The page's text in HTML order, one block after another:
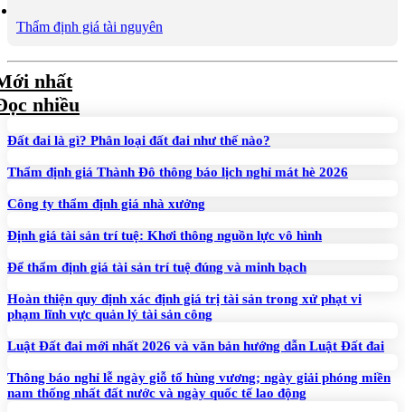
Thẩm định giá tài nguyên
nhất
nhiều
Đất đai là gì? Phân loại đất đai như thế nào?
Thẩm định giá Thành Đô thông báo lịch nghỉ mát hè 2026
Công ty thẩm định giá nhà xưởng
Định giá tài sản trí tuệ: Khơi thông nguồn lực vô hình
Để thẩm định giá tài sản trí tuệ đúng và minh bạch
Hoàn thiện quy định xác định giá trị tài sản trong xử phạt vi
phạm lĩnh vực quản lý tài sản công
Luật Đất đai mới nhất 2026 và văn bản hướng dẫn Luật Đất đai
Thông báo nghỉ lễ ngày giỗ tổ hùng vương; ngày giải phóng miền
nam thống nhất đất nước và ngày quốc tế lao động